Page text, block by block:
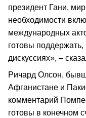
президент Гани,
необходимости
международных
готовы поддержать,
дискуссиях», –
Ричард Олсон,
Афганистане и
комментарий
готовы в конечном